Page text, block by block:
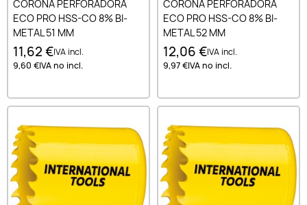
CORONA PERFORADORA
ECO PRO HSS-CO 8% BI-
METAL 51 MM
11,62 €IVA incl.
9,60 €IVA no incl.
CORONA PERFORADORA
ECO PRO HSS-CO 8% BI-
METAL 52 MM
12,06 €IVA incl.
9,97 €IVA no incl.